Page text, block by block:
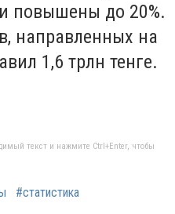
повышены до 20%.
направленных на
1,6 трлн тенге.
текст и нажмите Ctrl+Enter, чтобы
#статистика